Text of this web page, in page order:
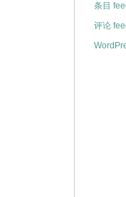
条目
评论